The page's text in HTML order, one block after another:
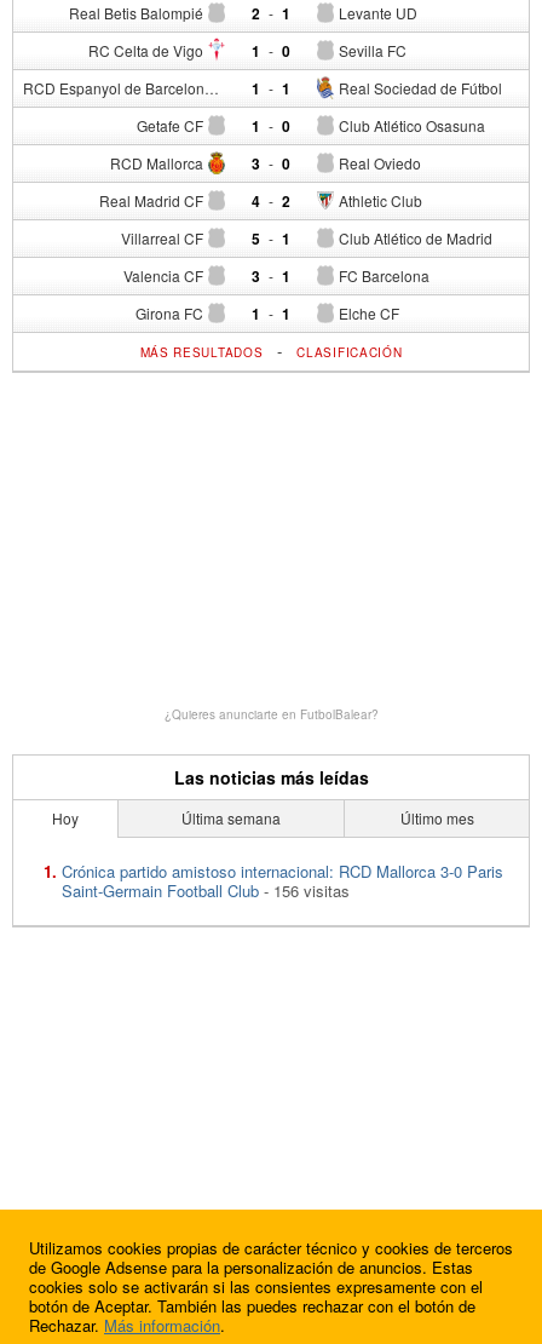
Real Betis Balompié 2 - Levante UD
1
RC Celta de Vigo 1 - Sevilla FC
0
RCD Espanyol de Barcelona 1 - Real Sociedad de Fútbol
1
Getafe CF 1 - Club Atlético Osasuna
0
RCD Mallorca 3 - Real Oviedo
0
Real Madrid CF 4 - Athletic Club
2
Villarreal CF 5 - Club Atlético de Madrid
1
Valencia CF 3 - FC Barcelona
1
Girona FC 1 - Elche CF
1
MÁS RESULTADOS -CLASIFICACIÓN
¿Quieres anunciarte en FutbolBalear?
Las noticias más leídas
Hoy Última semana Último mes
Crónica partido amistoso internacional: RCD Mallorca 3-0 Paris
Saint-Germain Football Club - 156 visitas
Utilizamos cookies propias de carácter técnico y cookies de terceros
de Google Adsense para la personalización de anuncios. Estas
cookies solo se activarán si las consientes expresamente con el
botón de Aceptar. También las puedes rechazar con el botón de
Rechazar. Más información.